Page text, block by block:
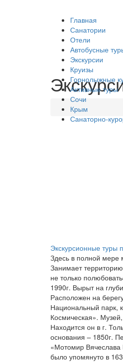
Главная
Санатории
Отели
Автобусные
Экскурсии
Круизы
Горнолыжные
Активные туры
Сочи
Крым
Санаторно-
Экскурсионные туры
Здесь в полной мере
Занимает
не только
1990г. Вырыт на
Расположен на
Национальный парк,
Космическая».
Находится он в г.
основания – 1850г.
«Мотомир Вячеслава
было упомянуто в